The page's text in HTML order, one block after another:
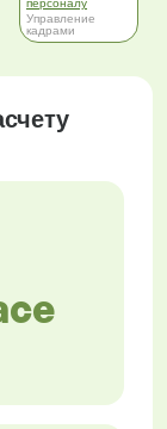
Управление
кадрами